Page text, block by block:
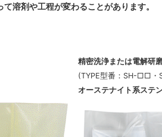
溶剤や工程が変わることがあります。
精密洗浄または電解研
(TYPE型番：SH-□□
オーステナイト系ステ